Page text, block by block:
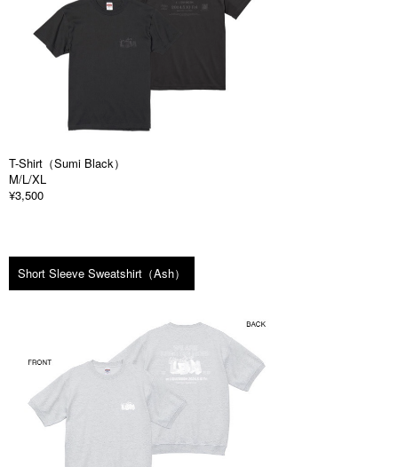
T-Shirt（Sumi Black）
M/L/XL
¥3,500
Short Sleeve Sweatshirt（Ash）